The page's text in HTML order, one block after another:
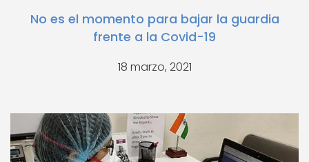
No es el momento para bajar la guardia
frente a la Covid-19
18 marzo, 2021